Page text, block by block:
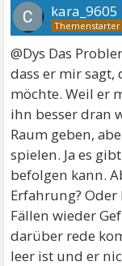
kara_9605
@Dys Das
dass er mir sagt,
möchte. Weil er
ihn besser dran
Raum geben,
spielen. Ja es
befolgen kann.
Erfahrung?
Fällen wieder
darüber rede
leer ist und er